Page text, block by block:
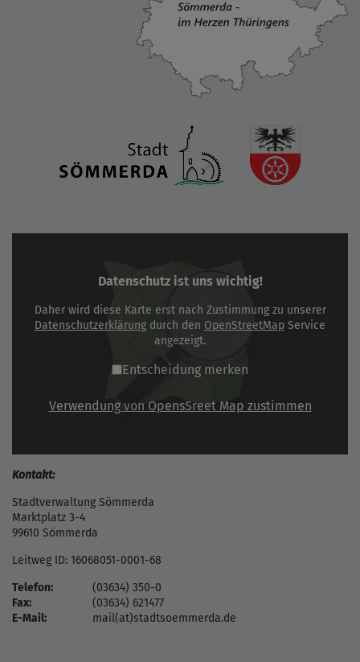
Datenschutz ist uns wichtig!
Daher wird diese Karte erst nach Zustimmung zu unserer
Datenschutzerklärung durch den OpenStreetMap Service
angezeigt.
Entscheidung merken
Verwendung von OpensSreet Map zustimmen
Kontakt:
Stadtverwaltung Sömmerda
Marktplatz 3-4
99610 Sömmerda
Leitweg ID: 16068051-0001-68
Telefon:
(03634) 350-0
Fax:
(03634) 621477
E-Mail:
mail(at)stadtsoemmerda.de